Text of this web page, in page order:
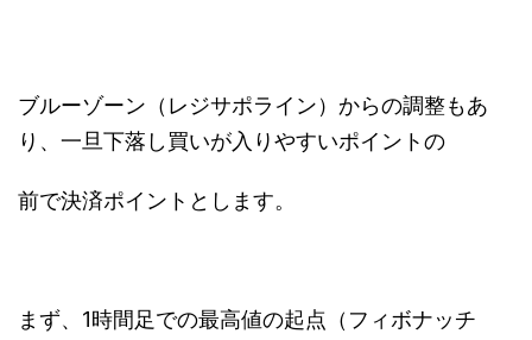
ブルーゾーン（レジサポライン）からの調整もあ
り、一旦下落し買いが入りやすいポイントの
前で決済ポイントとします。
まず、1時間足での最高値の起点（フィボナッチ